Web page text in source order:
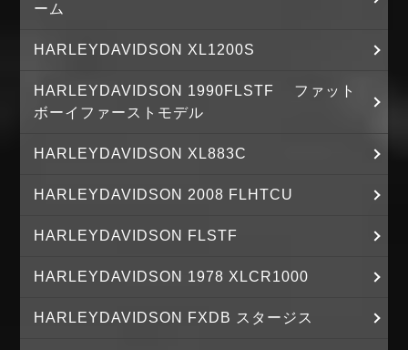
ーム
HARLEYDAVIDSON XL1200S
HARLEYDAVIDSON 1990FLSTF ファット
ボーイファーストモデル
HARLEYDAVIDSON XL883C
HARLEYDAVIDSON 2008 FLHTCU
HARLEYDAVIDSON FLSTF
HARLEYDAVIDSON 1978 XLCR1000
HARLEYDAVIDSON FXDB スタージス